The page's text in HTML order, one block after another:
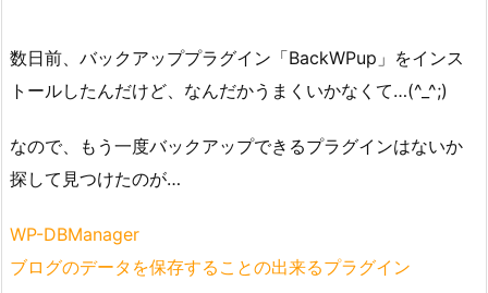
数日前、バックアッププラグイン「BackWPup」をインス
トールしたんだけど、なんだかうまくいかなくて…(^_^;)
なので、もう一度バックアップできるプラグインはないか
探して見つけたのが…
WP-DBManager
ブログのデータを保存することの出来るプラグイン